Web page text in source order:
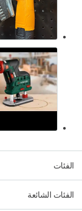
الفئات
الفئات الشائعة